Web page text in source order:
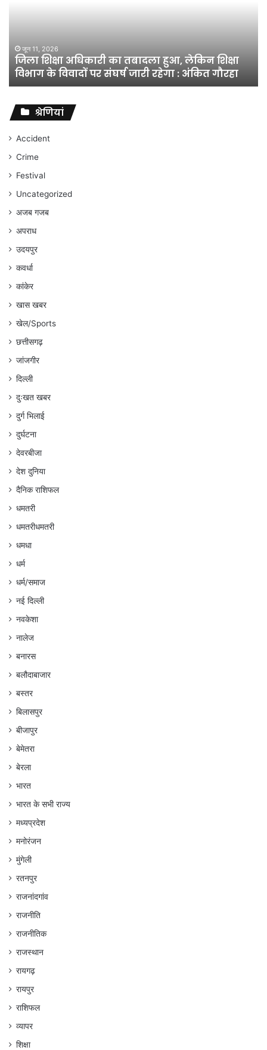
मार्च 9, 2026
जा
श्रेणियां
Accident
Crime
Festival
Uncategorized
अजब गजब
अपराध
उदयपुर
कवर्धा
कांकेर
खास खबर
खेल/Sports
छत्तीसगढ़
जांजगीर
दिल्ली
दुःखत खबर
दुर्ग भिलाई
दुर्घटना
देवरबीजा
देश दुनिया
दैनिक राशिफल
धमतरी
धमतरीधमतरी
धमधा
धर्म
धर्म/समाज
नई दिल्ली
नवकेशा
नालेज
बनारस
बलौदाबाजार
बस्तर
बिलासपुर
बीजापुर
बेमेतरा
बेरला
भारत
भारत के सभी राज्य
मध्यप्रदेश
मनोरंजन
मुंगेली
रतनपुर
राजनांदगांव
राजनीति
राजनीतिक
राजस्थान
रायगढ़
रायपुर
राशिफल
व्यापर
शिक्षा